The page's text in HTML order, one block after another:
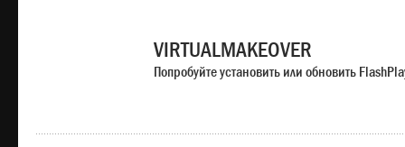
VIRTUALMAKEOVER
Попробуйте установить или обновить